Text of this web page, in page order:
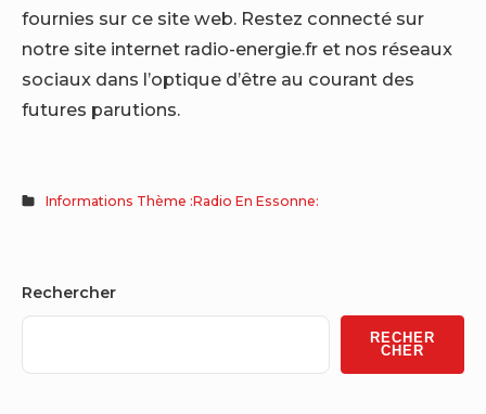
fournies sur ce site web. Restez connecté sur
notre site internet radio-energie.fr et nos réseaux
sociaux dans l’optique d’être au courant des
futures parutions.
Informations Thème :Radio En Essonne:
Sidebar
Widget
Area
Rechercher
RECHER
CHER